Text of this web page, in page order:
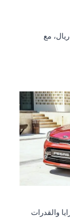
سيارة بحدود 50 ألف ريال، مع
من المزايا والقدرات